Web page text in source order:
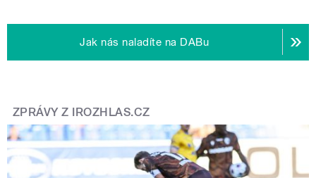
Jak nás naladíte na DABu
ZPRÁVY Z IROZHLAS.CZ